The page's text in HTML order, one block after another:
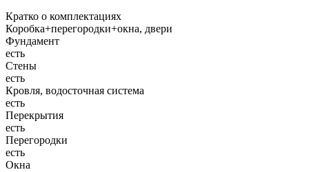
Кратко о комплектациях
Коробка+перегородки+окна, двери
Фундамент
есть
Стены
есть
Кровля, водосточная система
есть
Перекрытия
есть
Перегородки
есть
Окна